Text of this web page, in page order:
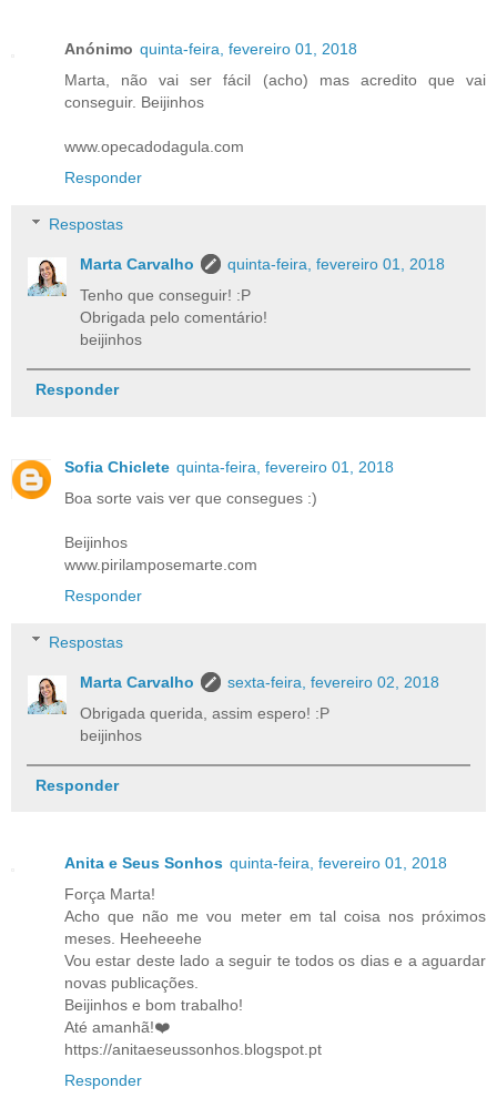
Anónimo quinta-feira, fevereiro 01, 2018
Marta, não vai ser fácil (acho) mas acredito que vai
conseguir. Beijinhos
www.opecadodagula.com
Responder
Respostas
Marta Carvalho
quinta-feira, fevereiro 01, 2018
Tenho que conseguir! :P
Obrigada pelo comentário!
beijinhos
Responder
Sofia Chiclete quinta-feira, fevereiro 01, 2018
Boa sorte vais ver que consegues :)
Beijinhos
www.pirilamposemarte.com
Responder
Respostas
Marta Carvalho
sexta-feira, fevereiro 02, 2018
Obrigada querida, assim espero! :P
beijinhos
Responder
Anita e Seus Sonhos quinta-feira, fevereiro 01, 2018
Força Marta!
Acho que não me vou meter em tal coisa nos próximos
meses. Heeheeehe
Vou estar deste lado a seguir te todos os dias e a aguardar
novas publicações.
Beijinhos e bom trabalho!
Até amanhã!❤️
https://anitaeseussonhos.blogspot.pt
Responder